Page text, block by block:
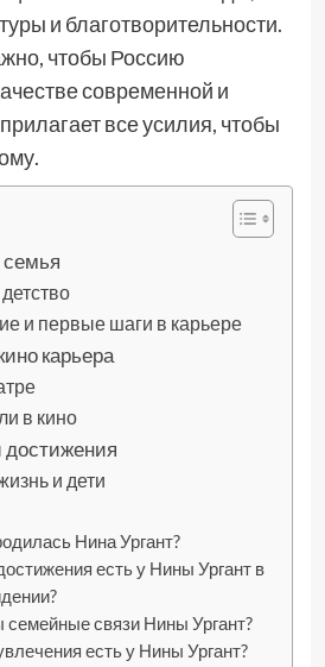
и благотворительности.
чтобы Россию
современной и
все усилия, чтобы
семья
и первые шаги в карьере
карьера
в кино
достижения
и дети
Нина Ургант?
есть у Нины Ургант в
семейные связи Нины Ургант?
есть у Нины Ургант?